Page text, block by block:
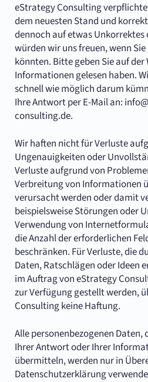
eStrategy Consulting
dem neuesten Stand und
dennoch auf etwas
würden wir uns freuen, wenn
könnten. Bitte geben Sie auf der
Informationen gelesen haben.
schnell wie möglich darum
Ihre Antwort per E-Mail an: info@
consulting.de.
Wir haften nicht für Verluste
Ungenauigkeiten oder
Verluste aufgrund von
Verbreitung von Informationen
verursacht werden oder damit
beispielsweise Störungen oder
Verwendung von
die Anzahl der erforderlichen
beschränken. Für Verluste, die
Daten, Ratschlägen oder Ideen
im Auftrag von eStrategy
zur Verfügung gestellt werden,
Consulting keine Haftung.
Alle personenbezogenen Daten,
Ihrer Antwort oder Ihrer
übermitteln, werden nur in
Datenschutzerklärung